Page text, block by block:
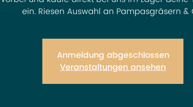
ein. Riesen Auswahl an Pampasgräsern &
Anmeldung abgeschlossen
Veranstaltungen ansehen